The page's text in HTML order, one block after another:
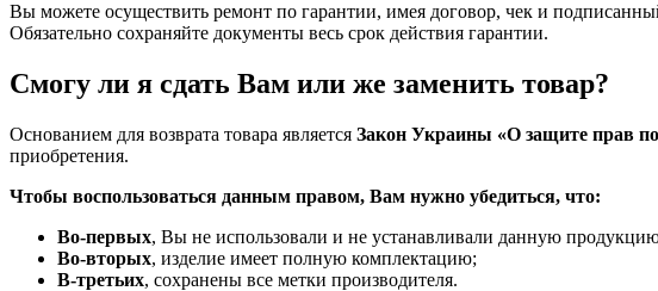
Вы можете осуществить ремонт по гарантии, имея договор, чек и
Обязательно сохраняйте документы весь срок действия гарантии.
Смогу ли я сдать Вам или же заменить товар?
Основанием для возврата товара является Закон Украины «О защите прав
приобретения.
Чтобы воспользоваться данным правом, Вам нужно убедиться, что:
Во-первых, Вы не использовали и не устанавливали данную
Во-вторых, изделие имеет полную комплектацию;
В-третьих, сохранены все метки производителя.